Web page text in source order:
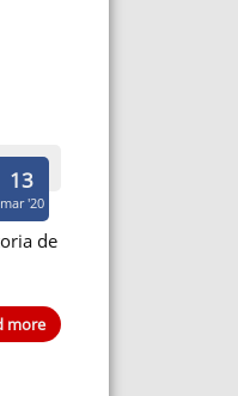
de
more
13
mar '20